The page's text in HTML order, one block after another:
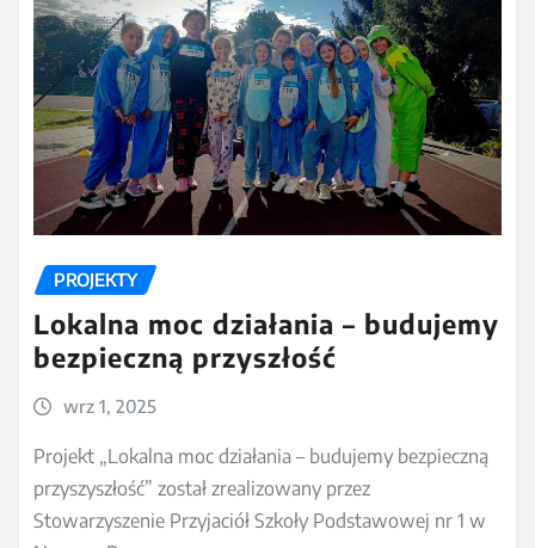
PROJEKTY
Lokalna moc działania – budujemy
bezpieczną przyszłość
wrz 1, 2025
Projekt „Lokalna moc działania – budujemy bezpieczną
przyszyszłość” został zrealizowany przez
Stowarzyszenie Przyjaciół Szkoły Podstawowej nr 1 w